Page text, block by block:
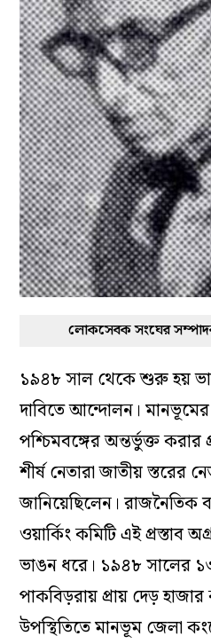
লোকসেবক সংঘের
১৯৪৮ সাল থেকে শুরু হয়
দাবিতে আন্দোলন।
পশ্চিমবঙ্গের অন্তর্ভুক্ত করার
শীর্ষ নেতারা জাতীয় স্তরের
জানিয়েছিলেন। রাজনৈতিক
ওয়ার্কিং কমিটি এই প্রস্তাব
ভাঙন ধরে। ১৯৪৮ সালের
পাকবিড়রায় প্রায় দেড়
উপস্থিতিতে মানভূম জেলা